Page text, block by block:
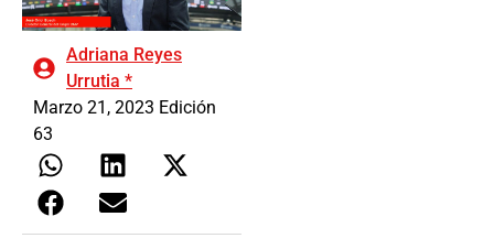
Adriana Reyes
Urrutia *
Marzo 21, 2023 Edición
63